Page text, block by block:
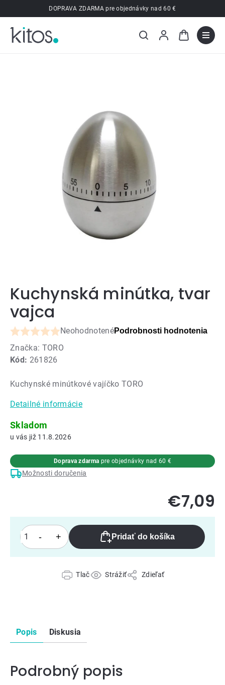
na
obsah
DOPRAVA ZDARMA pre objednávky nad 60 €
Kuchynská minútka, tvar
vajca
Kód: 261826
Priemerné
hodnotenie
produktu
0,0
5
hviezdičiek.
NeohodnotenéPodrobnosti hodnotenia
Značka: TORO
Pridať do košíka
Kuchynské minútkové vajíčko TORO
Detailné informácie
Tlač Strážiť Zdieľať
Skladom
11.8.2026
Možnosti doručenia
Doprava zdarma pre objednávky nad 60 €
€7,09
Popis Diskusia
Podrobný popis